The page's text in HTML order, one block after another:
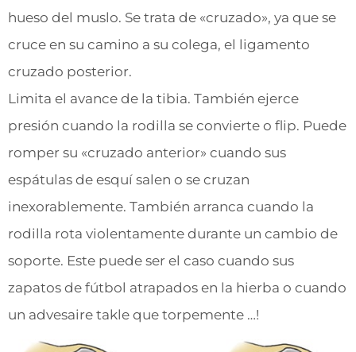
hueso del muslo. Se trata de «cruzado», ya que se
cruce en su camino a su colega, el ligamento
cruzado posterior.
Limita el avance de la tibia. También ejerce
presión cuando la rodilla se convierte o flip. Puede
romper su «cruzado anterior» cuando sus
espátulas de esquí salen o se cruzan
inexorablemente. También arranca cuando la
rodilla rota violentamente durante un cambio de
soporte. Este puede ser el caso cuando sus
zapatos de fútbol atrapados en la hierba o cuando
un advesaire takle que torpemente …!